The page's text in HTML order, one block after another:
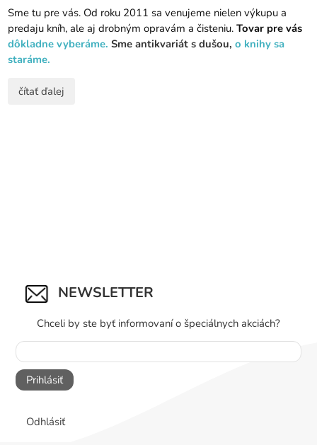
Sme tu pre vás. Od roku 2011 sa venujeme nielen výkupu a
predaju kníh, ale aj drobným opravám a čisteniu.Tovar pre vás
dôkladne vyberáme.Sme antikvariát s dušou, o knihy sa
staráme.
čítať ďalej
NEWSLETTER
Chceli by ste byť informovaní o špeciálnych akciách?
Prihlásiť
Odhlásiť